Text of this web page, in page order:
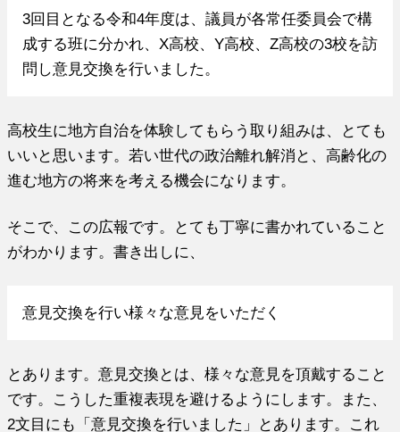
3回目となる令和4年度は、議員が各常任委員会で構
成する班に分かれ、X高校、Y高校、Z高校の3校を訪
問し意見交換を行いました。
高校生に地方自治を体験してもらう取り組みは、とても
いいと思います。若い世代の政治離れ解消と、高齢化の
進む地方の将来を考える機会になります。
そこで、この広報です。とても丁寧に書かれていること
がわかります。書き出しに、
意見交換を行い様々な意見をいただく
とあります。意見交換とは、様々な意見を頂戴すること
です。こうした重複表現を避けるようにします。また、
2文目にも「意見交換を行いました」とあります。これ